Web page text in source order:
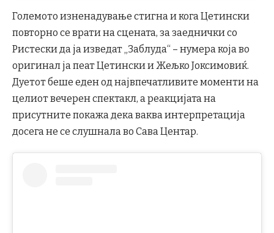
Големото изненадување стигна и кога Цетински
повторно се врати на сцената, за заеднички со
Ристески да ја изведат „Заблуда“ – нумера која во
оригинал ја пеат Цетински и Жељко Јоксимовиќ.
Дуетот беше еден од највпечатливите моменти на
целиот вечерен спектакл, а реакцијата на
присутните покажа дека ваква интерпретација
досега не се слушнала во Сава Центар.